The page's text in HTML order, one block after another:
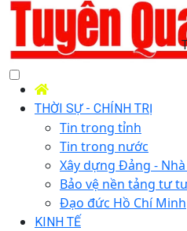
THỜI SỰ - CHÍNH TRỊ
Tin trong tỉnh
Tin trong nước
Xây dựng Đảng -
Bảo vệ nền tảng tư
Đạo đức Hồ Chí Minh
KINH TẾ